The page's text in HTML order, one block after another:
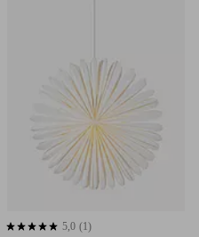
5,0 baserat på 1 st betyg
5,0 (1)